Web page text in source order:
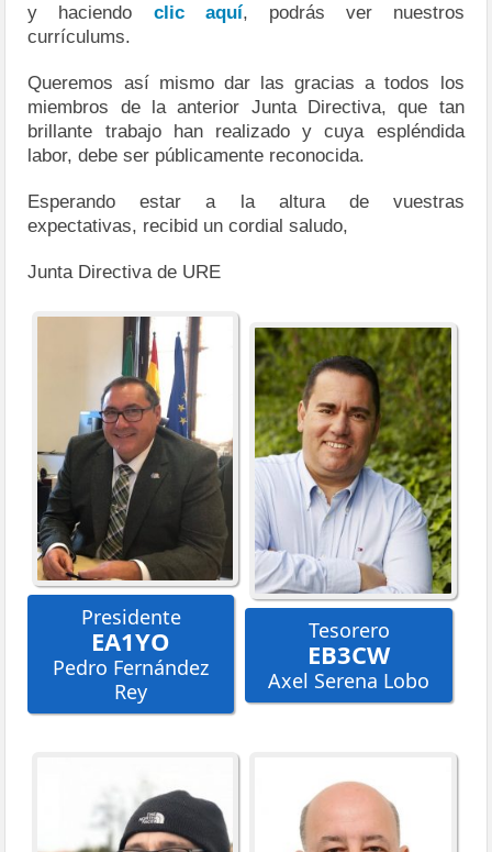
y haciendo clic aquí, podrás ver nuestros
currículums.
Queremos así mismo dar las gracias a todos los
miembros de la anterior Junta Directiva, que tan
brillante trabajo han realizado y cuya espléndida
labor, debe ser públicamente reconocida.
Esperando estar a la altura de vuestras
expectativas, recibid un cordial saludo,
Junta Directiva de URE
Presidente
EA1YO
Pedro Fernández
Rey
Tesorero
EB3CW
Axel Serena Lobo